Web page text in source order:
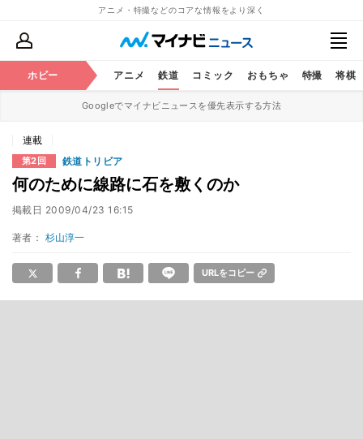
アニメ・特撮などのコアな情報をより深く
ホビー アニメ 鉄道 コミック おもちゃ 特撮 将棋
Googleでマイナビニュースを優先表示する方法
連載
第2回 鉄道トリビア
何のために線路に石を敷くのか
掲載日 2009/04/23 16:15
著者： 杉山淳一
URLをコピー